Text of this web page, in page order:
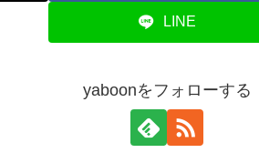
LINE
yaboonをフォローする